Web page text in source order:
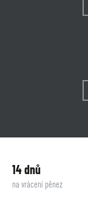
14 dnů
na vrácení pěnez